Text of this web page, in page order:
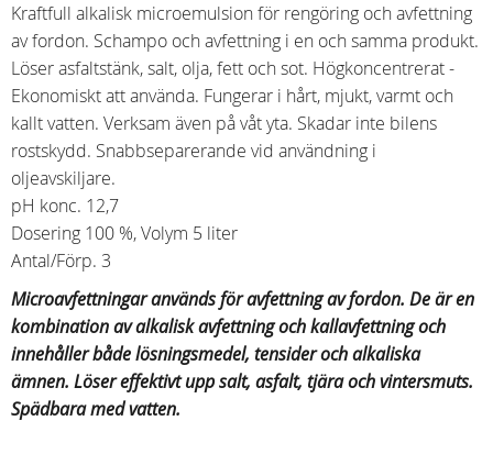
Kraftfull alkalisk microemulsion för rengöring och avfettning
av fordon. Schampo och avfettning i en och samma produkt.
Löser asfaltstänk, salt, olja, fett och sot. Högkoncentrerat -
Ekonomiskt att använda. Fungerar i hårt, mjukt, varmt och
kallt vatten. Verksam även på våt yta. Skadar inte bilens
rostskydd. Snabbseparerande vid användning i
oljeavskiljare.
pH konc. 12,7
Dosering 100 %, Volym 5 liter
Antal/Förp. 3
Microavfettningar används för avfettning av fordon. De är en
kombination av alkalisk avfettning och kallavfettning och
innehåller både lösningsmedel, tensider och alkaliska
ämnen. Löser effektivt upp salt, asfalt, tjära och vintersmuts.
Spädbara med vatten.